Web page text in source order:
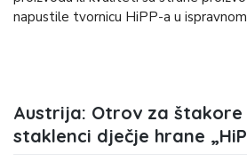
napustile tvornicu HiPP-a u
Austrija: Otrov za štakore
staklenci dječje hrane